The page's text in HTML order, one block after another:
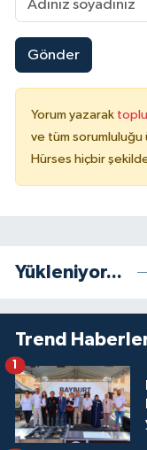
Gönder
Yorum yazarak
ve tüm sorumluluğu
Hürses hiçbir
Yükleniyor...
Trend
1